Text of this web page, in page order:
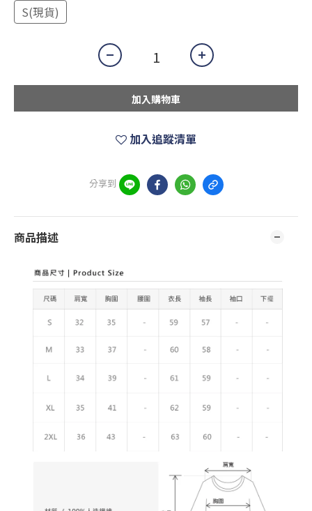
S(現貨)
加入購物車
加入追蹤清單
分享到
商品描述